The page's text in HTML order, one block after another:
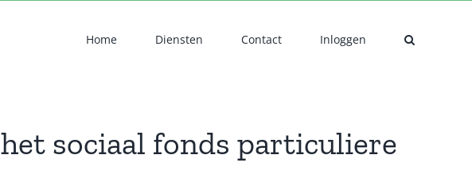
Home Diensten Contact Inloggen
sociaal fonds particuliere